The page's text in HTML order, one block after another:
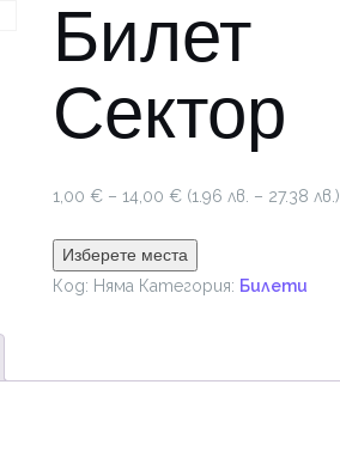
Билет
Сектор
1,00 € – 14,00 €Price
1,00 €
through
(1.96 лв. – 27.38 лв.)
Изберете места
Код: Няма Категория: Билети